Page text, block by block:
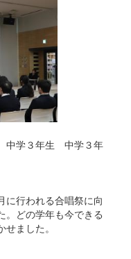
学３年
に行われる合唱祭に向
。どの学年も今できる
ました。